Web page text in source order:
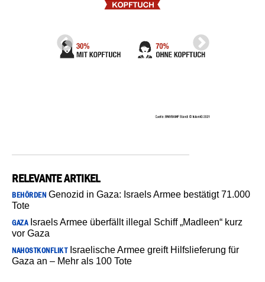
RELEVANTE ARTIKEL
BEHÖRDEN Genozid in Gaza: Israels Armee bestätigt 71.000
Tote
GAZAIsraels Armee überfällt illegal Schiff „Madleen“ kurz
vor Gaza
NAHOSTKONFLIKTIsraelische Armee greift Hilfslieferung für
Gaza an – Mehr als 100 Tote